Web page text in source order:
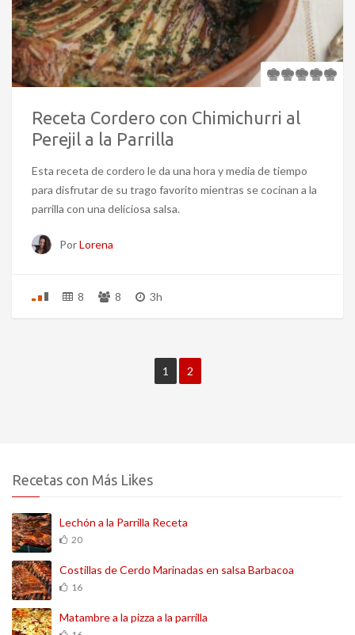
Receta Cordero con Chimichurri al
Perejil a la Parrilla
Esta receta de cordero le da una hora y media de tiempo
para disfrutar de su trago favorito mientras se cocinan a la
parrilla con una deliciosa salsa.
PorLorena
8 8 3h
1 2
Recetas con Más Likes
Lechón a la Parrilla Receta
20
Costillas de Cerdo Marinadas en salsa Barbacoa
16
Matambre a la pizza a la parrilla